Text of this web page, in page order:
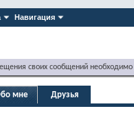
Навигация
своих сообщений необходимо
мне Друзья